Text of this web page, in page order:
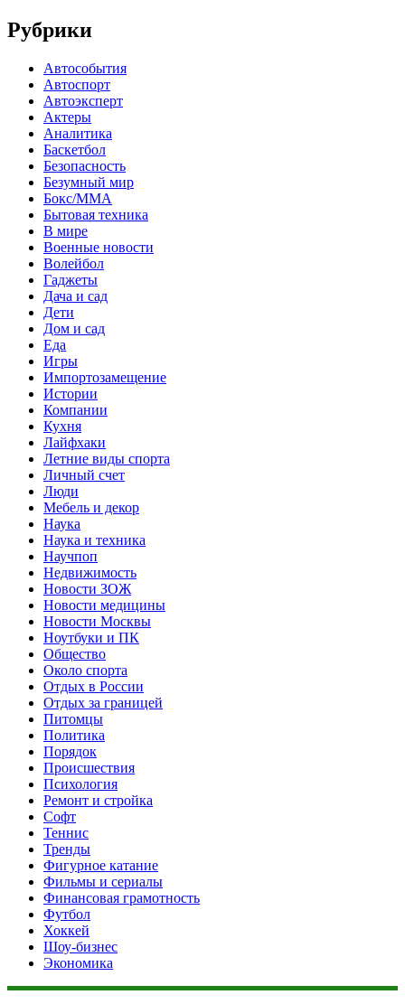
Рубрики
Автособытия
Автоспорт
Автоэксперт
Актеры
Аналитика
Баскетбол
Безопасность
Безумный мир
Бокс/MMA
Бытовая техника
В мире
Военные новости
Волейбол
Гаджеты
Дача и сад
Дети
Дом и сад
Еда
Игры
Импортозамещение
Истории
Компании
Кухня
Лайфхаки
Летние виды спорта
Личный счет
Люди
Мебель и декор
Наука
Наука и техника
Научпоп
Недвижимость
Новости ЗОЖ
Новости медицины
Новости Москвы
Ноутбуки и ПК
Общество
Около спорта
Отдых в России
Отдых за границей
Питомцы
Политика
Порядок
Происшествия
Психология
Ремонт и стройка
Софт
Теннис
Тренды
Фигурное катание
Фильмы и сериалы
Финансовая грамотность
Футбол
Хоккей
Шоу-бизнес
Экономика